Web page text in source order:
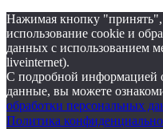
Нажимая кнопку "принять",
использование cookie и
данных с использованием
liveinternet).
С подробной информацией
данные, вы можете
обработки персональных
Политика